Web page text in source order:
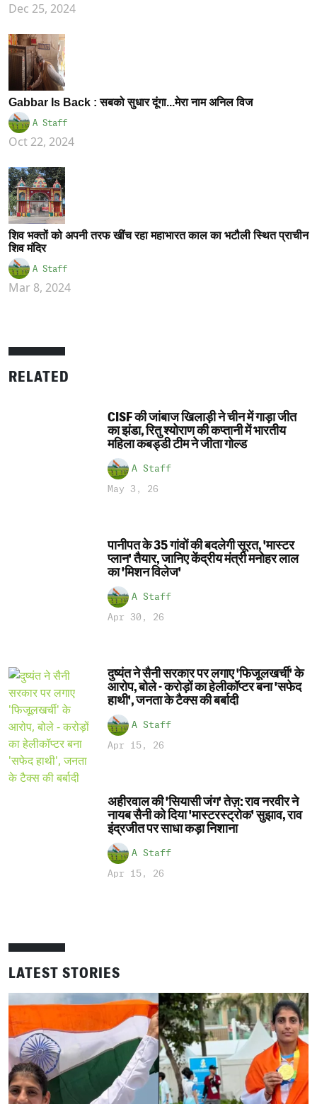
Dec 25, 2024
Gabbar Is Back : सबको सुधार दूंगा...मेरा नाम अनिल विज
A Staff
Oct 22, 2024
शिव भक्तों को अपनी तरफ खींच रहा महाभारत काल का भटौली स्थित प्राचीन
शिव मंदिर
A Staff
Mar 8, 2024
RELATED
CISF की जांबाज खिलाड़ी ने चीन में गाड़ा जीत
का झंडा, रितु श्योराण की कप्तानी में भारतीय
महिला कबड्डी टीम ने जीता गोल्ड
A Staff
May 3, 26
पानीपत के 35 गांवों की बदलेगी सूरत, 'मास्टर
प्लान' तैयार, जानिए केंद्रीय मंत्री मनोहर लाल
का 'मिशन विलेज'
A Staff
Apr 30, 26
दुष्यंत ने सैनी सरकार पर लगाए 'फिजूलखर्ची' के
आरोप, बोले - करोड़ों का हेलीकॉप्टर बना 'सफेद
हाथी', जनता के टैक्स की बर्बादी
A Staff
Apr 15, 26
अहीरवाल की 'सियासी जंग' तेज़: राव नरवीर ने
नायब सैनी को दिया 'मास्टरस्ट्रोक' सुझाव, राव
इंद्रजीत पर साधा कड़ा निशाना
A Staff
Apr 15, 26
LATEST STORIES